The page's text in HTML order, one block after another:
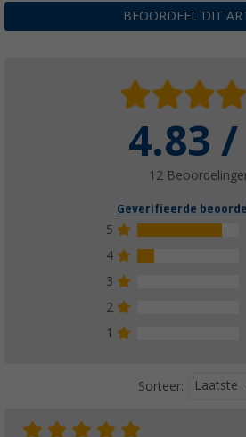
€ 20,99
BEOORDEEL DIT
4.83 /
12
Geverifieerde
5
4
3
2
1
Sorteer: Laatste